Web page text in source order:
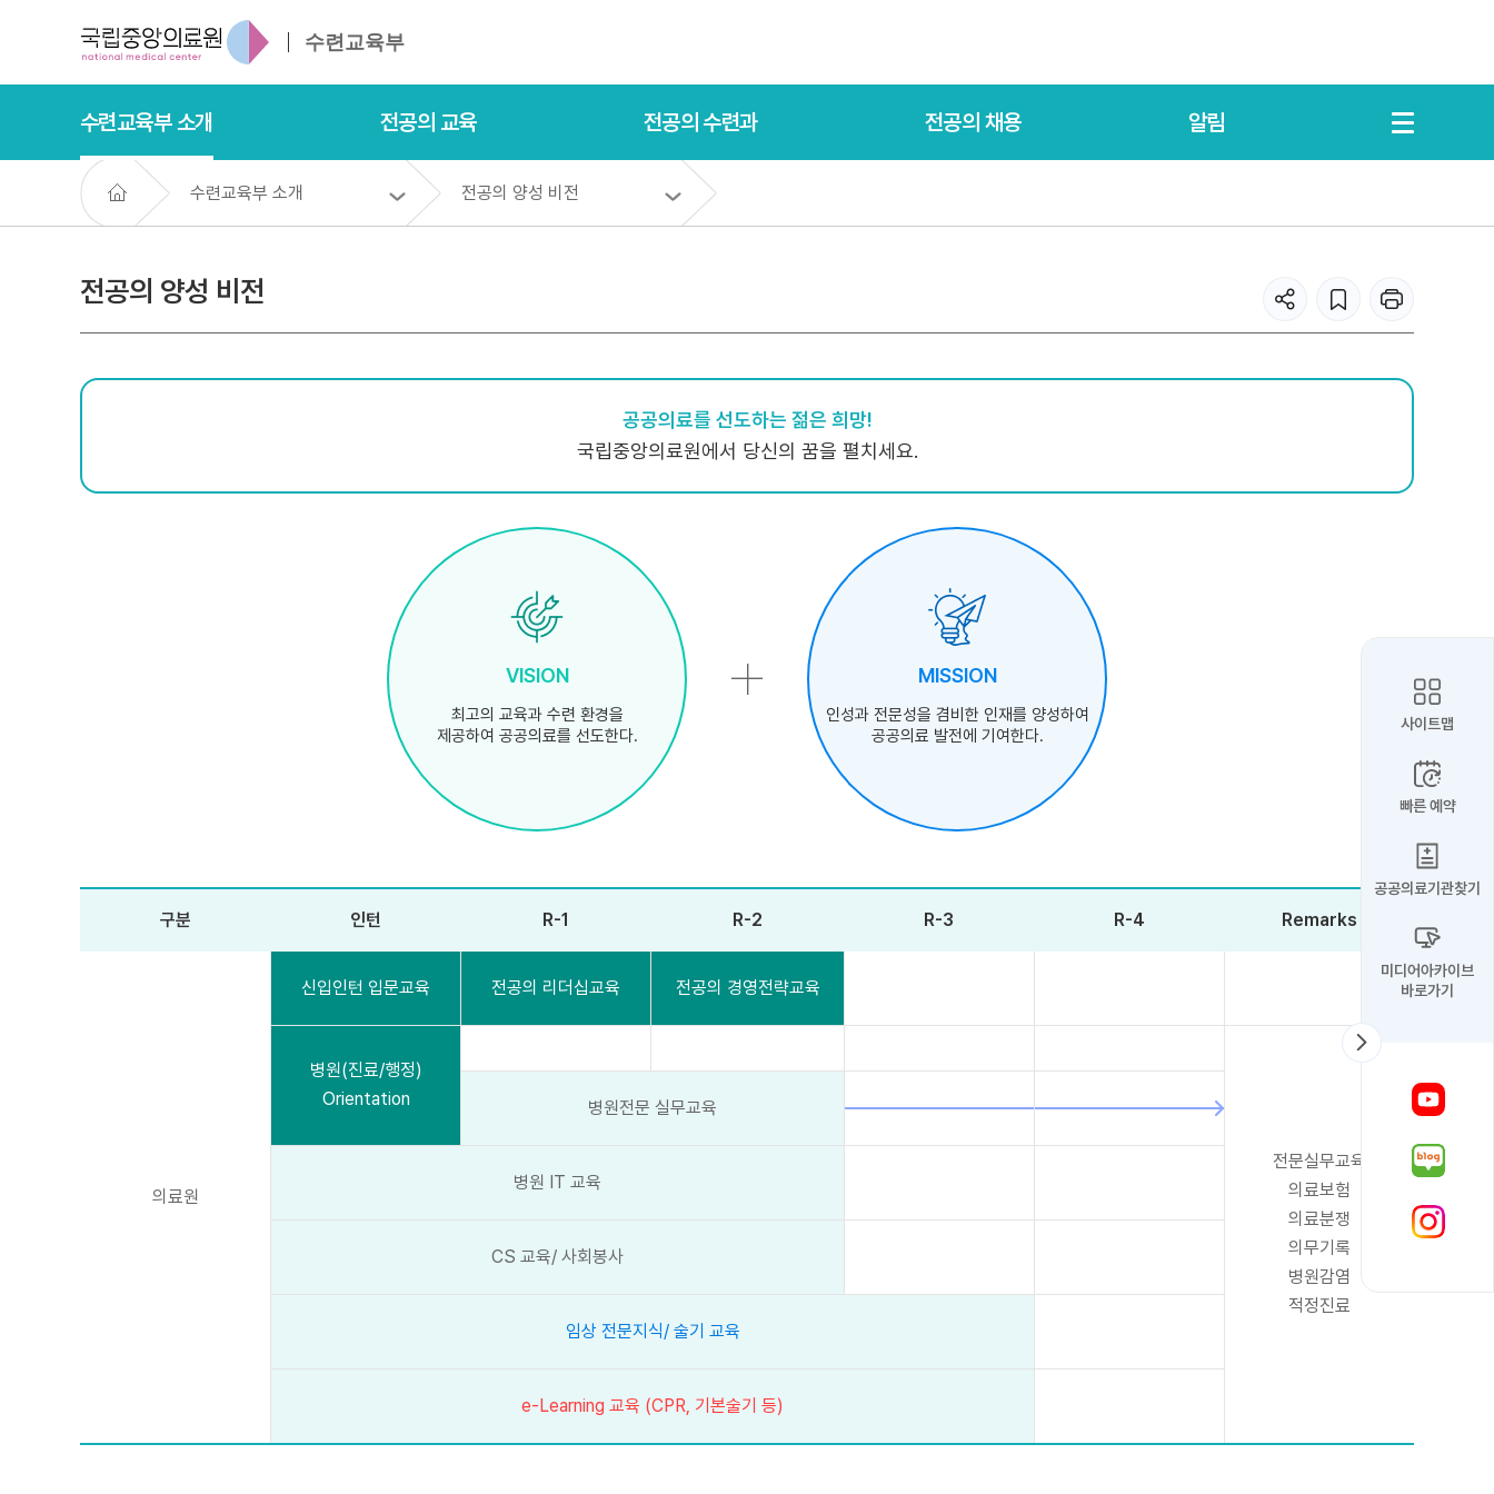
수련교육부
수련교육부 소개 전공의 교육 전공의 수련과 전공의 채용 알림
수련교육부 소개 전공의 양성 비전
전공의 양성 비전
공공의료를 선도하는 젊은 희망!
국립중앙의료원에서 당신의 꿈을 펼치세요.
VISION
최고의 교육과 수련 환경을
제공하여 공공의료를 선도한다.
MISSION
인성과 전문성을 겸비한 인재를 양성하여
공공의료 발전에 기여한다.
구분 인턴 R-1 R-2 R-3 R-4 Remarks
의료원
신입인턴 입문교육 전공의 리더십교육 전공의 경영전략교육
병원(진료/행정)
Orientation
전문실무교육
의료보험
의료분쟁
의무기록
병원감염
적정진료
병원전문 실무교육
병원 IT 교육
CS 교육/ 사회봉사
임상 전문지식/ 술기 교육
e-Learning 교육 (CPR, 기본술기 등)
사이트맵
빠른 예약
공공의료기관찾기
미디어아카이브
바로가기